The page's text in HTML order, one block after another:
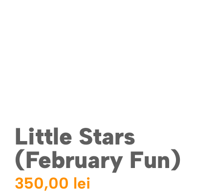
Little Stars
(February Fun)
350,00 lei